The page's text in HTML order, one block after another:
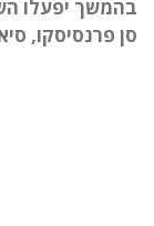
בהמשך יפעלו
סן פרנסיסקו,